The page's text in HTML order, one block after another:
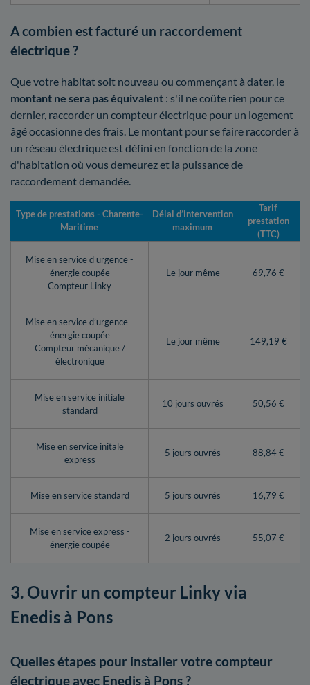
A combien est facturé un raccordement
électrique ?
Que votre habitat soit nouveau ou commençant à dater, le
montant ne sera pas équivalent : s'il ne coûte rien pour ce
dernier, raccorder un compteur électrique pour un logement
âgé occasionne des frais. Le montant pour se faire raccorder à
un réseau électrique est défini en fonction de la zone
d'habitation où vous demeurez et la puissance de
raccordement demandée.
Type de prestations - Charente-
Maritime
Délai d’intervention
maximum
Tarif
prestation
(TTC)
Mise en service d'urgence -
énergie coupée
Compteur Linky
Le jour même 69,76 €
Mise en service d’urgence -
énergie coupée
Compteur mécanique /
électronique
Le jour même 149,19 €
Mise en service initiale
standard
10 jours ouvrés 50,56 €
Mise en service initale
express
5 jours ouvrés 88,84 €
Mise en service standard 5 jours ouvrés 16,79 €
Mise en service express -
énergie coupée
2 jours ouvrés 55,07 €
3. Ouvrir un compteur Linky via
Enedis à Pons
Quelles étapes pour installer votre compteur
électrique avec Enedis à Pons ?